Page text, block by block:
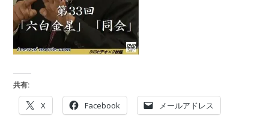
共有:
X Facebook メールアドレス